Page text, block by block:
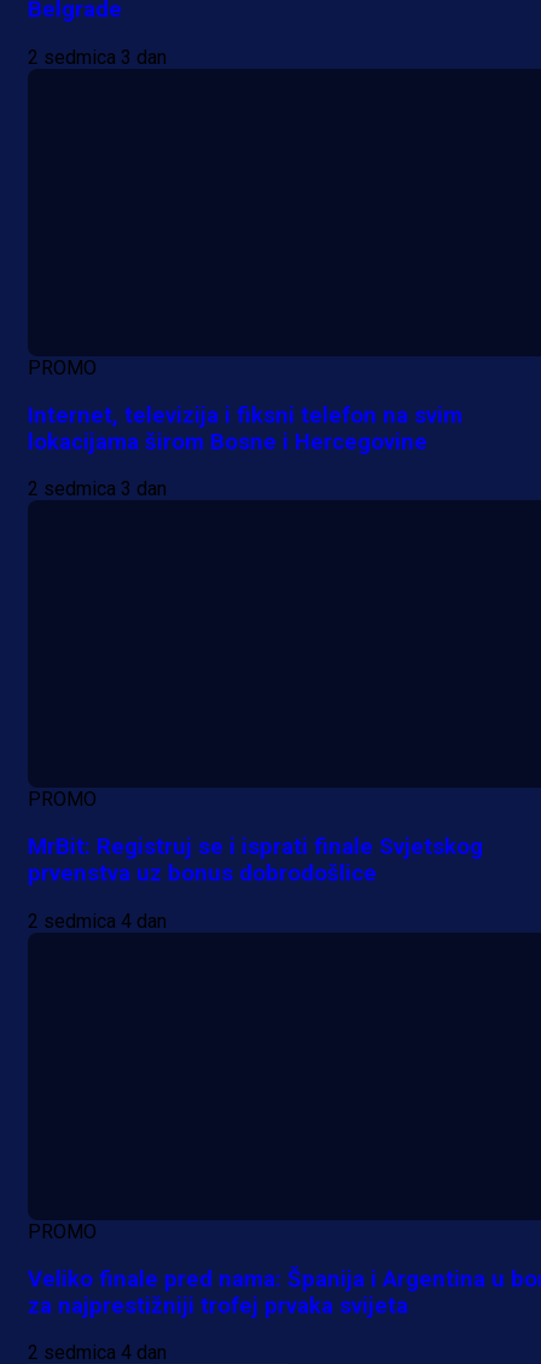
Belgrade
2 sedmica 3 dan
PROMO
Internet, televizija i fiksni telefon na svim
lokacijama širom Bosne i Hercegovine
2 sedmica 3 dan
PROMO
MrBit: Registruj se i isprati finale Svjetskog
prvenstva uz bonus dobrodošlice
2 sedmica 4 dan
PROMO
Veliko finale pred nama: Španija i Argentina u
za najprestižniji trofej prvaka svijeta
2 sedmica 4 dan